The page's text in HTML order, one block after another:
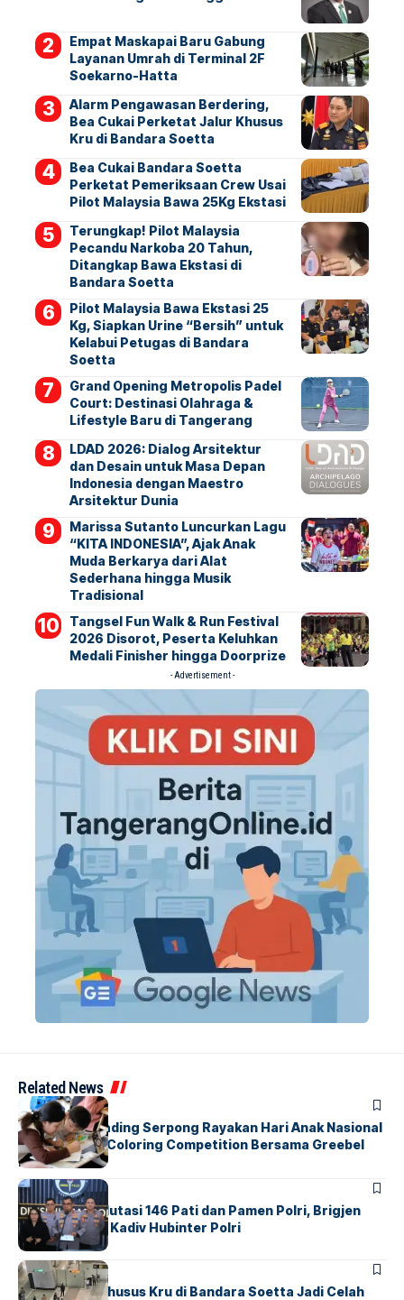
Empat Maskapai Baru Gabung
Layanan Umrah di Terminal 2F
Soekarno-Hatta
Alarm Pengawasan Berdering,
Bea Cukai Perketat Jalur Khusus
Kru di Bandara Soetta
Bea Cukai Bandara Soetta
Perketat Pemeriksaan Crew Usai
Pilot Malaysia Bawa 25Kg Ekstasi
Terungkap! Pilot Malaysia
Pecandu Narkoba 20 Tahun,
Ditangkap Bawa Ekstasi di
Bandara Soetta
Pilot Malaysia Bawa Ekstasi 25
Kg, Siapkan Urine “Bersih” untuk
Kelabui Petugas di Bandara
Soetta
Grand Opening Metropolis Padel
Court: Destinasi Olahraga &
Lifestyle Baru di Tangerang
LDAD 2026: Dialog Arsitektur
dan Desain untuk Masa Depan
Indonesia dengan Maestro
Arsitektur Dunia
Marissa Sutanto Luncurkan Lagu
“KITA INDONESIA”, Ajak Anak
Muda Berkarya dari Alat
Sederhana hingga Musik
Tradisional
Tangsel Fun Walk & Run Festival
2026 Disorot, Peserta Keluhkan
Medali Finisher hingga Doorprize
- Advertisement -
Related News
BERITAINDEX
Atria Hotel Gading Serpong Rayakan Hari Anak Nasional
Lewat Family Coloring Competition Bersama Greebel
Indonesia
BERITA
Mabes Polri Mutasi 146 Pati dan Pamen Polri, Brigjen
Untung Jabat Kadiv Hubinter Polri
BANDARABERITA
Ketika Jalur Khusus Kru di Bandara Soetta Jadi Celah